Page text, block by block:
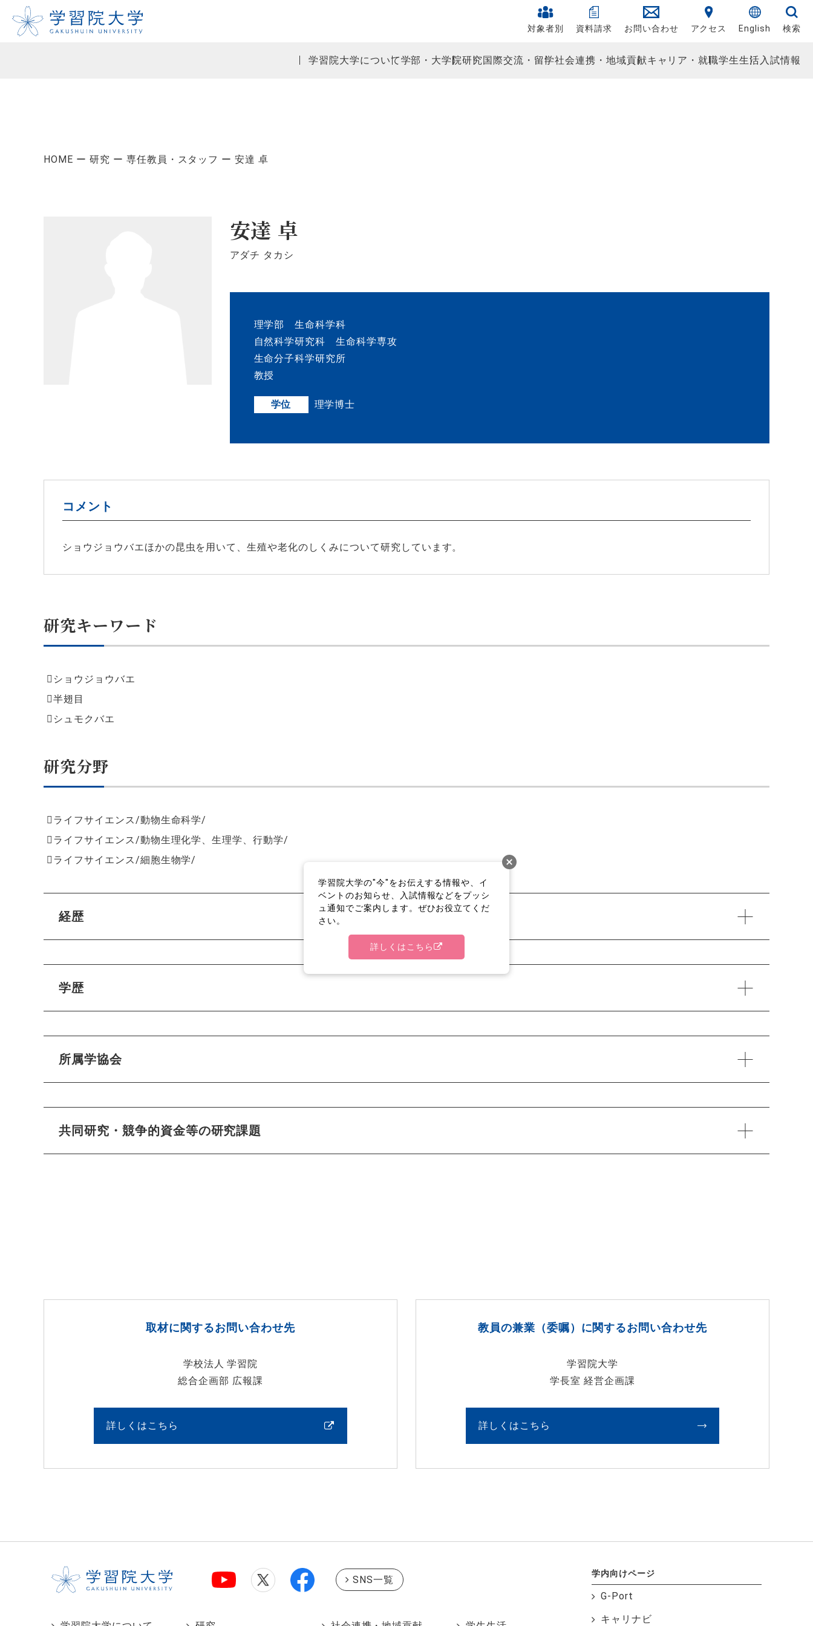
対象者別 資料請求 お問い合わせ アクセス English 検索
学習院大学について学部・大学院研究国際交流・留学社会連携・地域貢献キャリア・就職学生生活入試情報
HOME 研究 専任教員・スタッフ 安達 卓
安達 卓
アダチ タカシ
理学部 生命科学科
自然科学研究科 生命科学専攻
生命分子科学研究所
教授
学位 理学博士
コメント
ショウジョウバエほかの昆虫を用いて、生殖や老化のしくみについて研究しています。
研究キーワード
ショウジョウバエ
半翅目
シュモクバエ
研究分野
ライフサイエンス/動物生命科学/
ライフサイエンス/動物生理化学、生理学、行動学/
ライフサイエンス/細胞生物学/
経歴
学歴
所属学協会
共同研究・競争的資金等の研究課題
取材に関するお問い合わせ先
学校法人 学習院
総合企画部 広報課
詳しくはこちら
教員の兼業（委嘱）に関するお問い合わせ先
学習院大学
学長室 経営企画課
詳しくはこちら
SNS一覧
学内向けページ
G-Port
キャリナビ
学習院大学の"今"をお伝えする情報や、イ
ベントのお知らせ、入試情報などをプッシ
ュ通知でご案内します。ぜひお役立てくだ
さい。
詳しくはこちら